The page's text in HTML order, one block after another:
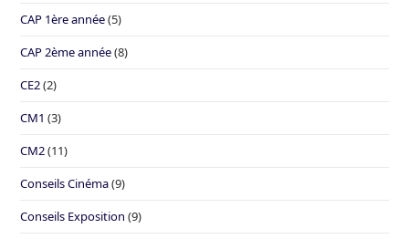
CAP 1ère année(5)
CAP 2ème année(8)
CE2(2)
CM1 (3)
CM2(11)
Conseils Cinéma(9)
Conseils Exposition (9)